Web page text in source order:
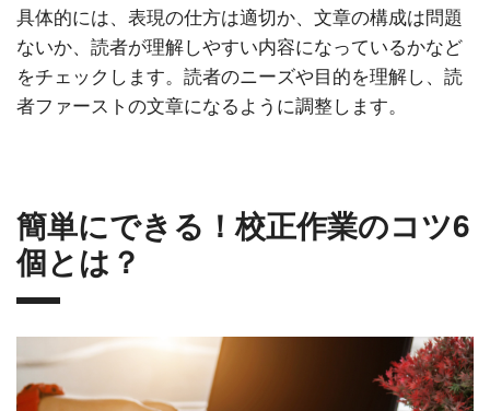
具体的には、表現の仕方は適切か、文章の構成は問題
ないか、読者が理解しやすい内容になっているかなど
をチェックします。読者のニーズや目的を理解し、読
者ファーストの文章になるように調整します。
簡単にできる！校正作業のコツ6
個とは？